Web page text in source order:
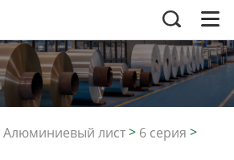
Алюминиевый лист> 6 серия >